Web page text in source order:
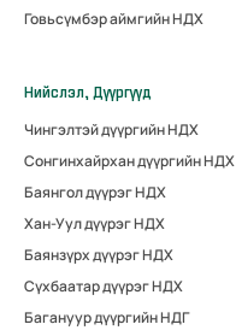
Говьсүмбэр аймгийн НДХ
Нийслэл, Дүүргүүд
Чингэлтэй дүүргийн НДХ
Сонгинхайрхан дүүргийн НДХ
Баянгол дүүрэг НДХ
Хан-Уул дүүрэг НДХ
Баянзүрх дүүрэг НДХ
Сүхбаатар дүүрэг НДХ
Багануур дүүргийн НДГ